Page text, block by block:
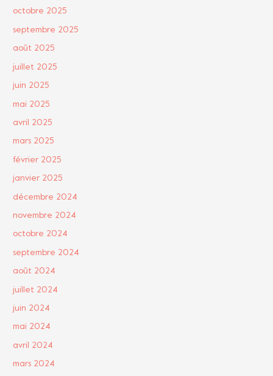
octobre 2025
septembre 2025
août 2025
juillet 2025
juin 2025
mai 2025
avril 2025
mars 2025
février 2025
janvier 2025
décembre 2024
novembre 2024
octobre 2024
septembre 2024
août 2024
juillet 2024
juin 2024
mai 2024
avril 2024
mars 2024